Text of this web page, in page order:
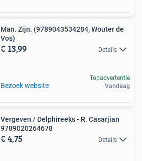
Man. Zijn. (9789043534284, Wouter de
Vos)
€ 13,99 Details
Bezoek website
Topadvertentie
Vandaag
Vergeven / Delphireeks - R. Casarjian
9789020264678
€ 4,75 Details